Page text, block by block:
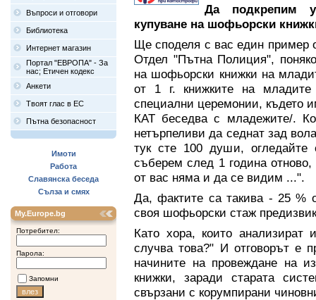
Въпроси и отговори
Библиотека
Интернет магазин
Портал "ЕВРОПА" - За
нас; Етичен кодекс
Анкети
Твоят глас в ЕС
Пътна безопасност
Имоти
Работа
Славянска беседа
Сълза и смях
My.Europe.bg
Потребител:
Парола:
Запомни
Да подкрепим
купуване на шофьорски
Ще споделя с вас един пример
Отдел "Пътна Полиция",
на шофьорски книжки на
от 1 г. книжките на
специални церемонии, където
КАТ беседва с младежите/.
нетърпеливи да седнат зад
тук сте 100 души,
съберем след 1 година
от вас няма и да се видим ...".
Да, фактите са такива - 25 %
своя шофьорски стаж
Като хора, които
случва това?" И отговорът е
начините на провеждане на
книжки, заради старата
свързани с корумпирани